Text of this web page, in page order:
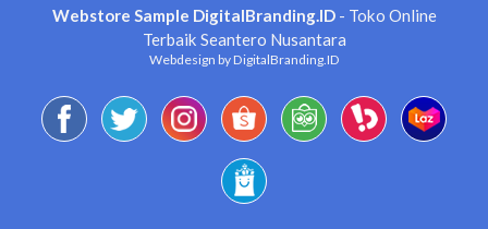
Webstore Sample DigitalBranding.ID- Toko Online
Terbaik Seantero Nusantara
Webdesign by DigitalBranding.ID